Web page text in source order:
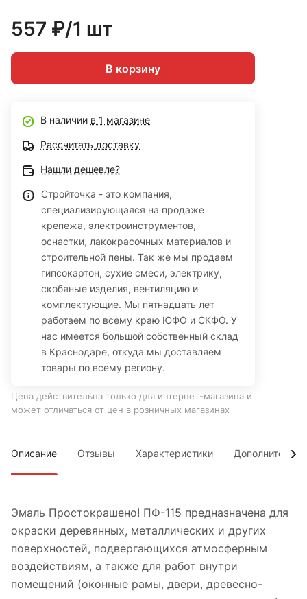
557 ₽/1 шт
В корзину
В наличии в 1 магазине
Рассчитать доставку
Нашли дешевле?
Стройточка - это компания,
специализирующаяся на продаже
крепежа, электроинструментов,
оснастки, лакокрасочных материалов и
строительной пены. Так же мы продаем
гипсокартон, сухие смеси, электрику,
скобяные изделия, вентиляцию и
комплектующие. Мы пятнадцать лет
работаем по всему краю ЮФО и СКФО. У
нас имеется большой собственный склад
в Краснодаре, откуда мы доставляем
товары по всему региону.
Цена действительна только для интернет-магазина и
может отличаться от цен в розничных магазинах
Описание Отзывы Характеристики Дополнительно
Эмаль Простокрашено! ПФ-115 предназначена для
окраски деревянных, металлических и других
поверхностей, подвергающихся атмосферным
воздействиям, а также для работ внутри
помещений (оконные рамы, двери, древесно-